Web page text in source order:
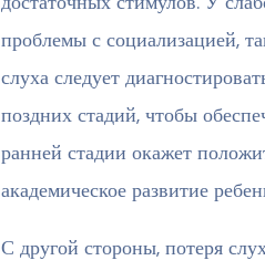
проблемы с социализацией,
слуха следует
поздних стадий, чтобы
ранней стадии окажет
академическое развитие
С другой стороны, потеря